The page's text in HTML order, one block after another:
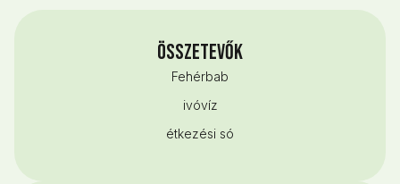
Összetevők
Fehérbab
ivóvíz
étkezési só